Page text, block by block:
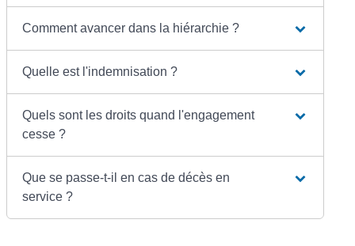
Comment avancer dans la hiérarchie ?
Quelle est l'indemnisation ?
Quels sont les droits quand l'engagement
cesse ?
Que se passe-t-il en cas de décès en
service ?